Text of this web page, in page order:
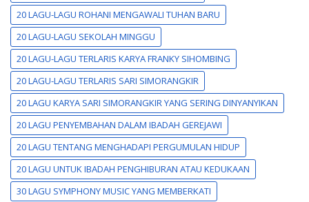
20 LAGU-LAGU ROHANI MENGAWALI TUHAN BARU
20 LAGU-LAGU SEKOLAH MINGGU
20 LAGU-LAGU TERLARIS KARYA FRANKY SIHOMBING
20 LAGU-LAGU TERLARIS SARI SIMORANGKIR
20 LAGU KARYA SARI SIMORANGKIR YANG SERING DINYANYIKAN
20 LAGU PENYEMBAHAN DALAM IBADAH GEREJAWI
20 LAGU TENTANG MENGHADAPI PERGUMULAN HIDUP
20 LAGU UNTUK IBADAH PENGHIBURAN ATAU KEDUKAAN
30 LAGU SYMPHONY MUSIC YANG MEMBERKATI